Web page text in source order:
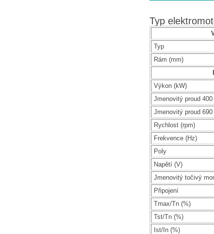
Typ
Typ
Rám (mm)
Výkon (kW)
Jmenovitý proud
Jmenovitý proud
Rychlost (rpm)
Frekvence (Hz)
Poly
Napětí (V)
Jmenovitý točivý
Připojení
Tmax/Tn (%)
Tst/Tn (%)
Ist/In (%)